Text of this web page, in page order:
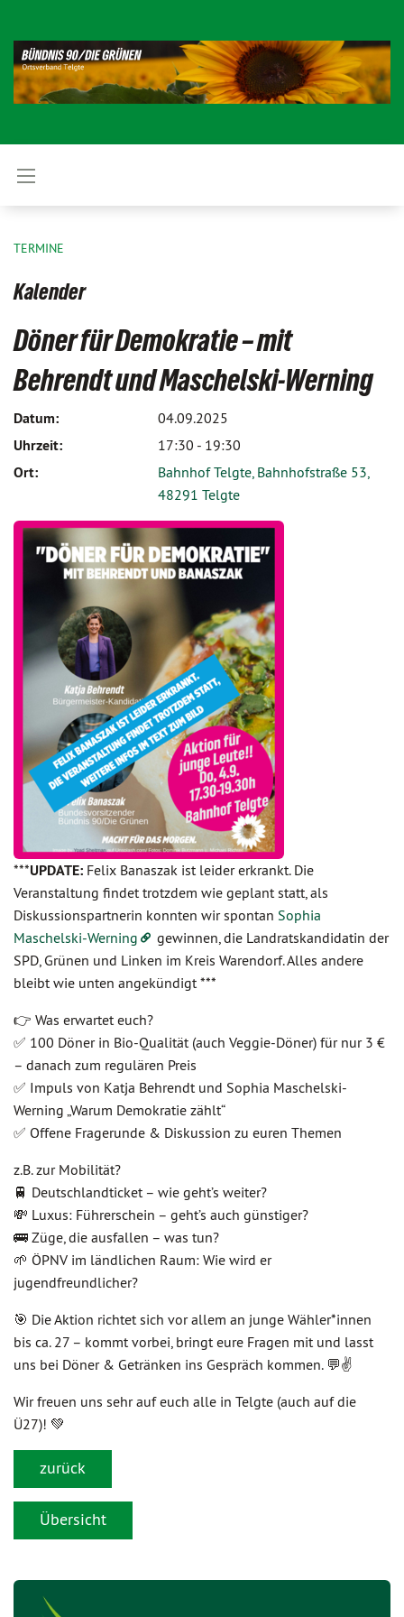
TERMINE
Kalender
Döner für Demokratie – mit
Behrendt und Maschelski-Werning
Datum: 04.09.2025
Uhrzeit: 17:30 - 19:30
Ort:
Bahnhof Telgte, Bahnhofstraße 53,
48291 Telgte
***UPDATE: Felix Banaszak ist leider erkrankt. Die
Veranstaltung findet trotzdem wie geplant statt, als
Diskussionspartnerin konnten wir spontan Sophia
Maschelski-Werning
gewinnen, die Landratskandidatin der
SPD, Grünen und Linken im Kreis Warendorf. Alles andere
bleibt wie unten angekündigt ***
👉 Was erwartet euch?
✅ 100 Döner in Bio-Qualität (auch Veggie-Döner) für nur 3 €
– danach zum regulären Preis
✅ Impuls von Katja Behrendt und Sophia Maschelski-
Werning „Warum Demokratie zählt“
✅ Offene Fragerunde & Diskussion zu euren Themen
z.B. zur Mobilität?
🚆 Deutschlandticket – wie geht’s weiter?
💸 Luxus: Führerschein – geht’s auch günstiger?
🚌 Züge, die ausfallen – was tun?
🌱 ÖPNV im ländlichen Raum: Wie wird er
jugendfreundlicher?
🎯 Die Aktion richtet sich vor allem an junge Wähler*innen
bis ca. 27 – kommt vorbei, bringt eure Fragen mit und lasst
uns bei Döner & Getränken ins Gespräch kommen. 💬✌️
Wir freuen uns sehr auf euch alle in Telgte (auch auf die
Ü27)! 💚
zurück
Übersicht